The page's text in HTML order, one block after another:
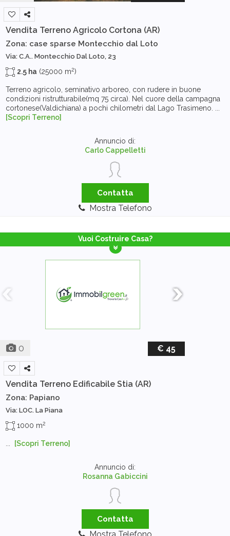
Vendita Terreno Agricolo Cortona (AR)
Zona: case sparse Montecchio dal Loto
Via: C.A.. Montecchio Dal Loto, 23
2.5 ha (25000 m2)
Terreno agricolo, seminativo arboreo, con rudere in buone
condizioni ristrutturabile(mq 75 circa). Nel cuore della campagna
cortonese(Valdichiana) a pochi chilometri dal Lago Trasimeno. ...
[Scopri Terreno]
Annuncio di:
Carlo Cappelletti
Contatta
Mostra Telefono
Vuoi Costruire Casa?
0 € 45
Vendita Terreno Edificabile Stia (AR)
Zona: Papiano
Via: LOC. La Piana
1000 m2
[Scopri Terreno]
Annuncio di:
Rosanna Gabiccini
Contatta